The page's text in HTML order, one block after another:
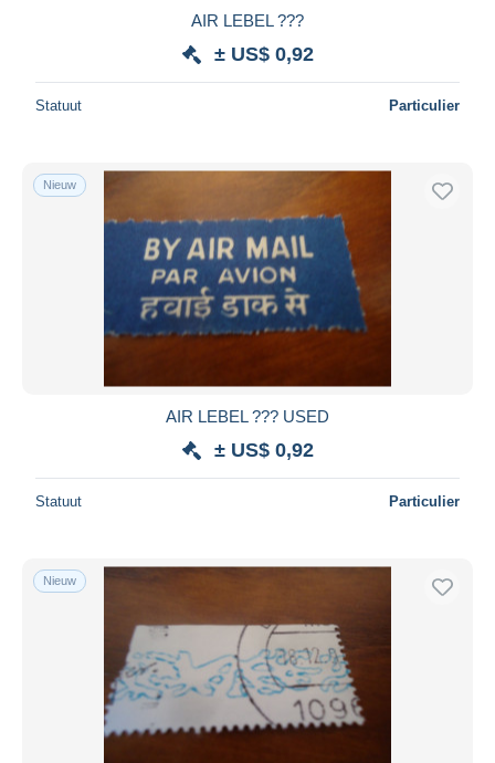
AIR LEBEL ???
± US$ 0,92
Statuut Particulier
Nieuw
AIR LEBEL ??? USED
± US$ 0,92
Statuut Particulier
Nieuw